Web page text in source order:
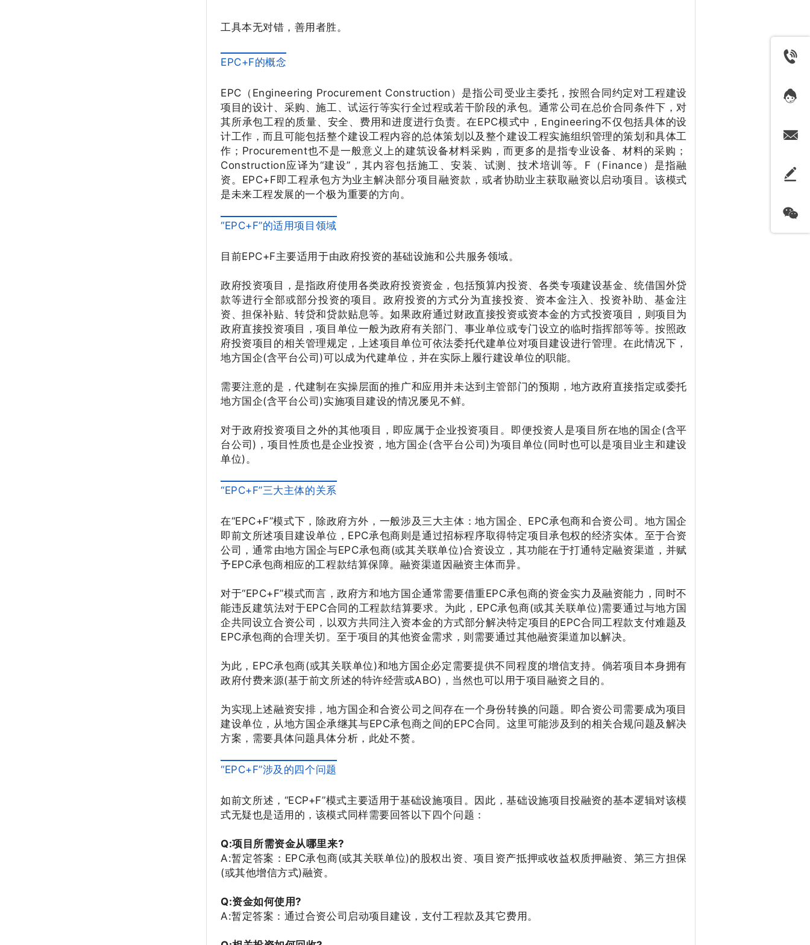
工具本无对错，善用者胜。
EPC+F的概念
EPC（Engineering Procurement Construction）是指公司受业主委托，按照合同约定对工程建设
项目的设计、采购、施工、试运行等实行全过程或若干阶段的承包。通常公司在总价合同条件下，对
其所承包工程的质量、安全、费用和进度进行负责。在EPC模式中，Engineering不仅包括具体的设
计工作，而且可能包括整个建设工程内容的总体策划以及整个建设工程实施组织管理的策划和具体工
作；Procurement也不是一般意义上的建筑设备材料采购，而更多的是指专业设备、材料的采购；
Construction应译为“建设”，其内容包括施工、安装、试测、技术培训等。F（Finance）是指融
资。EPC+F即工程承包方为业主解决部分项目融资款，或者协助业主获取融资以启动项目。该模式
是未来工程发展的一个极为重要的方向。
“EPC+F”的适用项目领域
目前EPC+F主要适用于由政府投资的基础设施和公共服务领域。
政府投资项目，是指政府使用各类政府投资资金，包括预算内投资、各类专项建设基金、统借国外贷
款等进行全部或部分投资的项目。政府投资的方式分为直接投资、资本金注入、投资补助、基金注
资、担保补贴、转贷和贷款贴息等。如果政府通过财政直接投资或资本金的方式投资项目，则项目为
政府直接投资项目，项目单位一般为政府有关部门、事业单位或专门设立的临时指挥部等等。按照政
府投资项目的相关管理规定，上述项目单位可依法委托代建单位对项目建设进行管理。在此情况下，
地方国企(含平台公司)可以成为代建单位，并在实际上履行建设单位的职能。
需要注意的是，代建制在实操层面的推广和应用并未达到主管部门的预期，地方政府直接指定或委托
地方国企(含平台公司)实施项目建设的情况屡见不鲜。
对于政府投资项目之外的其他项目，即应属于企业投资项目。即便投资人是项目所在地的国企(含平
台公司)，项目性质也是企业投资，地方国企(含平台公司)为项目单位(同时也可以是项目业主和建设
单位)。
“EPC+F”三大主体的关系
在“EPC+F”模式下，除政府方外，一般涉及三大主体：地方国企、EPC承包商和合资公司。地方国企
即前文所述项目建设单位，EPC承包商则是通过招标程序取得特定项目承包权的经济实体。至于合资
公司，通常由地方国企与EPC承包商(或其关联单位)合资设立，其功能在于打通特定融资渠道，并赋
予EPC承包商相应的工程款结算保障。融资渠道因融资主体而异。
对于“EPC+F”模式而言，政府方和地方国企通常需要借重EPC承包商的资金实力及融资能力，同时不
能违反建筑法对于EPC合同的工程款结算要求。为此，EPC承包商(或其关联单位)需要通过与地方国
企共同设立合资公司，以双方共同注入资本金的方式部分解决特定项目的EPC合同工程款支付难题及
EPC承包商的合理关切。至于项目的其他资金需求，则需要通过其他融资渠道加以解决。
为此，EPC承包商(或其关联单位)和地方国企必定需要提供不同程度的增信支持。倘若项目本身拥有
政府付费来源(基于前文所述的特许经营或ABO)，当然也可以用于项目融资之目的。
为实现上述融资安排，地方国企和合资公司之间存在一个身份转换的问题。即合资公司需要成为项目
建设单位，从地方国企承继其与EPC承包商之间的EPC合同。这里可能涉及到的相关合规问题及解决
方案，需要具体问题具体分析，此处不赘。
“EPC+F”涉及的四个问题
如前文所述，“ECP+F”模式主要适用于基础设施项目。因此，基础设施项目投融资的基本逻辑对该模
式无疑也是适用的，该模式同样需要回答以下四个问题：
Q:项目所需资金从哪里来?
A:暂定答案：EPC承包商(或其关联单位)的股权出资、项目资产抵押或收益权质押融资、第三方担保
(或其他增信方式)融资。
Q:资金如何使用?
A:暂定答案：通过合资公司启动项目建设，支付工程款及其它费用。